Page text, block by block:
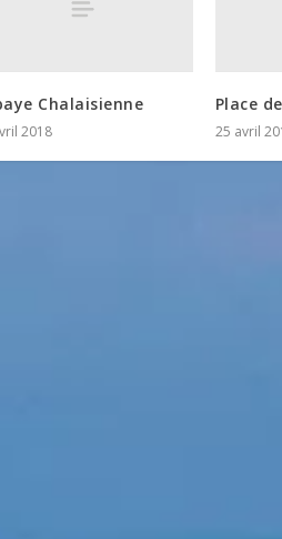
Chalaisienne
2018
Place
25 avril